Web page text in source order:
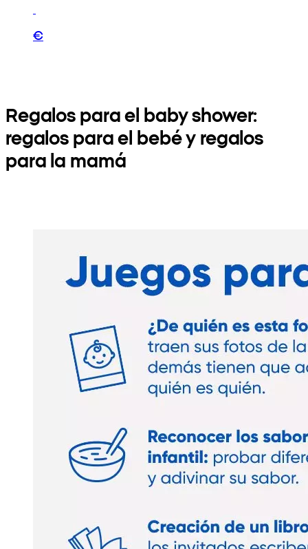
€
Regalos para el baby shower:
regalos para el bebé y regalos
para la mamá